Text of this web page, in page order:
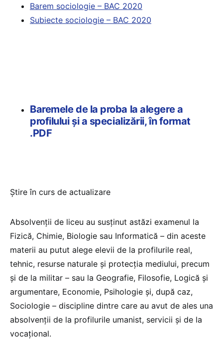
Barem sociologie – BAC 2020
Subiecte sociologie – BAC 2020
Baremele de la proba la alegere a
profilului și a specializării, în format
.PDF
Știre în curs de actualizare
Absolvenții de liceu au susținut astăzi examenul la
Fizică, Chimie, Biologie sau Informatică – din aceste
materii au putut alege elevii de la profilurile real,
tehnic, resurse naturale și protecția mediului, precum
și de la militar – sau la Geografie, Filosofie, Logică și
argumentare, Economie, Psihologie și, după caz,
Sociologie – discipline dintre care au avut de ales una
absolvenții de la profilurile umanist, servicii și de la
vocațional.